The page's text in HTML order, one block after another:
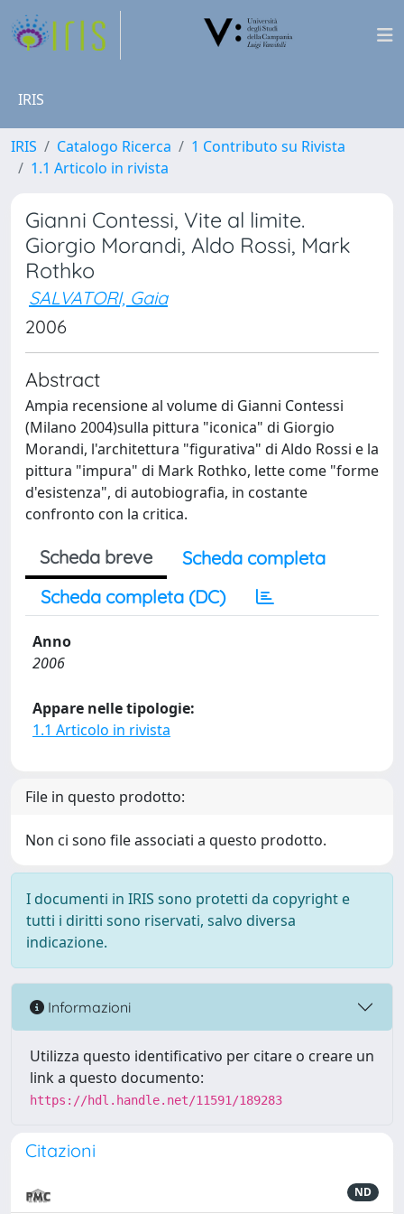
IRIS
IRIS Catalogo Ricerca
1 Contributo su Rivista
1.1 Articolo in rivista
Gianni Contessi, Vite al limite.
Giorgio Morandi, Aldo Rossi, Mark
Rothko
SALVATORI, Gaia
2006
Abstract
Ampia recensione al volume di Gianni Contessi
(Milano 2004)sulla pittura "iconica" di Giorgio
Morandi, l'architettura "figurativa" di Aldo Rossi e la
pittura "impura" di Mark Rothko, lette come "forme
d'esistenza", di autobiografia, in costante
confronto con la critica.
Scheda breve
Scheda completa
Scheda completa (DC)
Anno
2006
Appare nelle tipologie:
1.1 Articolo in rivista
File in questo prodotto:
Non ci sono file associati a questo prodotto.
I documenti in IRIS sono protetti da copyright e
tutti i diritti sono riservati, salvo diversa
indicazione.
Informazioni
Utilizza questo identificativo per citare o creare un
link a questo documento:
https://hdl.handle.net/11591/189283
Citazioni
ND